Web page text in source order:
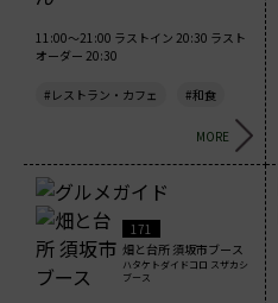
11:00～21:00 ラストイン 20:30 ラスト
オーダー 20:30
#レストラン・カフェ #和食
MORE
171
畑と台所 須坂市ブース
ハタケトダイドコロ スザカシ
ブース